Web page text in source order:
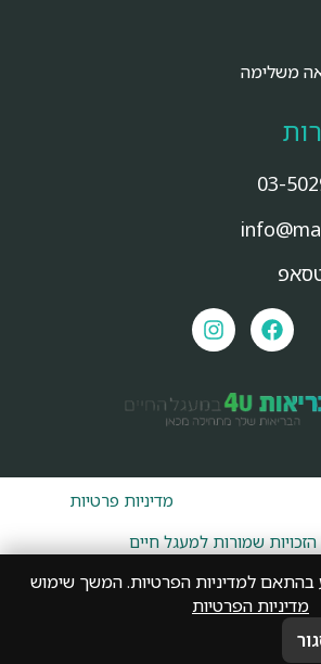
משלימה
03-
מדיניות פרטיות
שמורות למעגל חיים
למדיניות הפרטיות. המשך שימוש
מדיניות הפרטיות